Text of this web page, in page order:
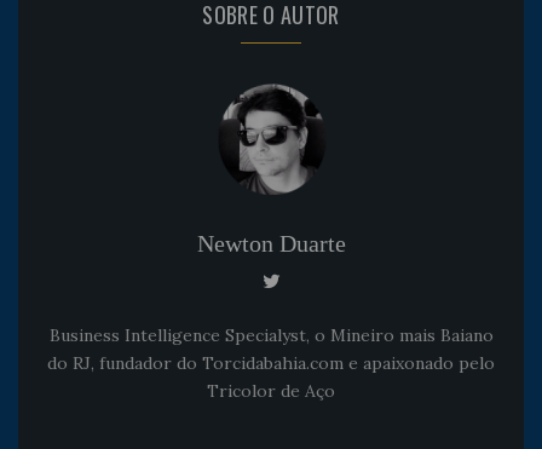
SOBRE O AUTOR
Newton Duarte
Business Intelligence Specialyst, o Mineiro mais Baiano
do RJ, fundador do Torcidabahia.com e apaixonado pelo
Tricolor de Aço